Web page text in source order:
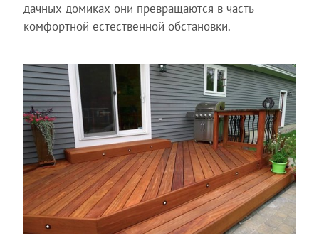
дачных домиках они превращаются в часть
комфортной естественной обстановки.